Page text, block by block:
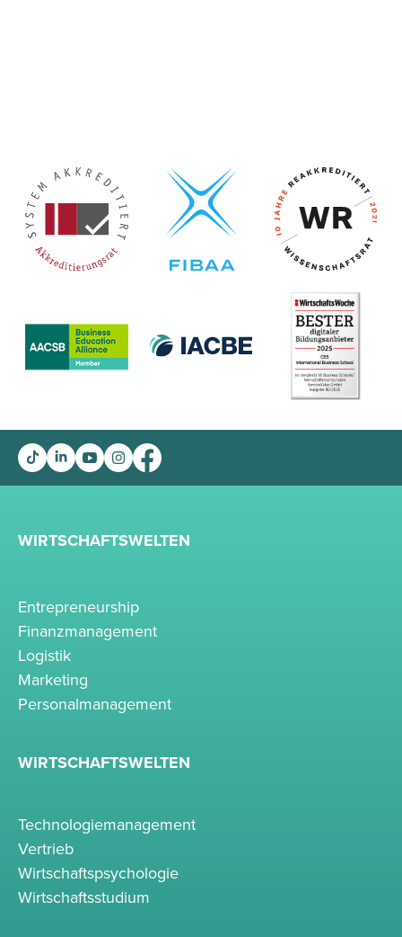
WIRTSCHAFTSWELTEN
Entrepreneurship
Finanzmanagement
Logistik
Marketing
Personalmanagement
WIRTSCHAFTSWELTEN
Technologiemanagement
Vertrieb
Wirtschaftspsychologie
Wirtschaftsstudium